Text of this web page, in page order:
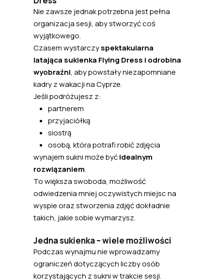
Nie zawsze jednak potrzebna jest pełna
organizacja sesji, aby stworzyć coś
wyjątkowego.
Czasem wystarczyspektakularna
latająca sukienka Flying Dress i odrobina
wyobraźni, aby powstały niezapomniane
kadry z wakacji na Cyprze.
Jeśli podróżujesz z:
partnerem
przyjaciółką
siostrą
osobą, która potrafi robić zdjęcia
wynajem sukni może byćidealnym
rozwiązaniem.
To większa swoboda, możliwość
odwiedzenia mniej oczywistych miejsc na
wyspie oraz stworzenia zdjęć dokładnie
takich, jakie sobie wymarzysz.
Jedna sukienka – wiele możliwości
Podczas wynajmu nie wprowadzamy
ograniczeń dotyczących liczby osób
korzystających z sukni w trakcie sesji.